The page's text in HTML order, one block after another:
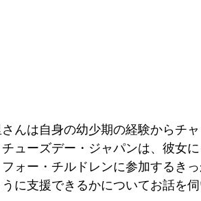
んは自身の幼少期の経験からチ
ューズデー・ジャパンは、彼女
ォー・チルドレンに参加するき
に支援できるかについてお話を